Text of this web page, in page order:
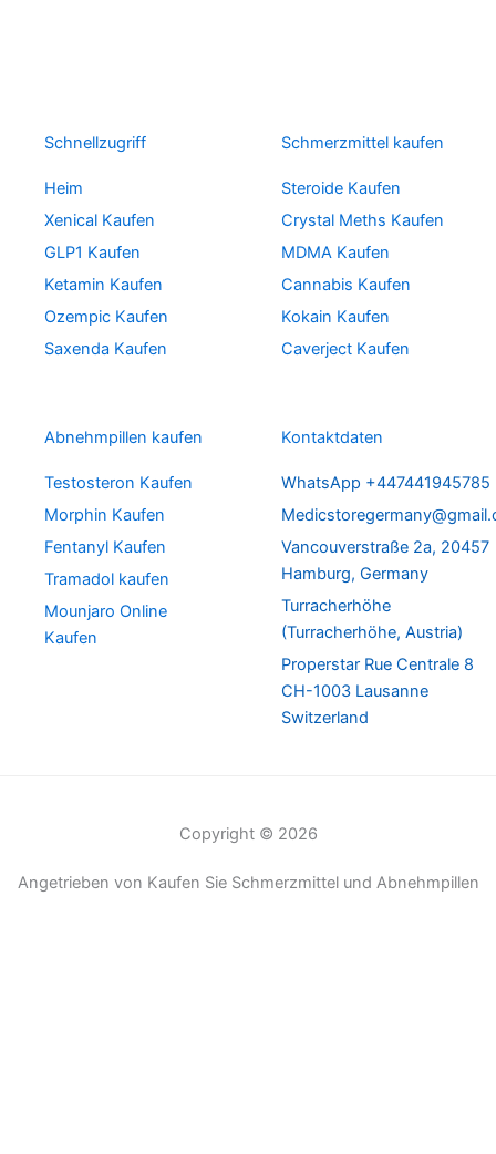
Schnellzugriff
Heim
Xenical Kaufen
GLP1 Kaufen
Ketamin Kaufen
Ozempic Kaufen
Saxenda Kaufen
Schmerzmittel kaufen
Steroide Kaufen
Crystal Meths Kaufen
MDMA Kaufen
Cannabis Kaufen
Kokain Kaufen
Caverject Kaufen
Abnehmpillen kaufen
Testosteron Kaufen
Morphin Kaufen
Fentanyl Kaufen
Tramadol kaufen
Mounjaro Online
Kaufen
Kontaktdaten
WhatsApp +447441945785
Vancouverstraße 2a, 20457
Hamburg, Germany
Turracherhöhe
(Turracherhöhe, Austria)
Properstar Rue Centrale 8
CH-1003 Lausanne
Switzerland
Copyright © 2026
Angetrieben von Kaufen Sie Schmerzmittel und Abnehmpillen